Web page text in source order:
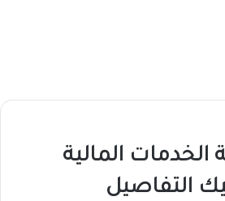
المالية
التفاصيل